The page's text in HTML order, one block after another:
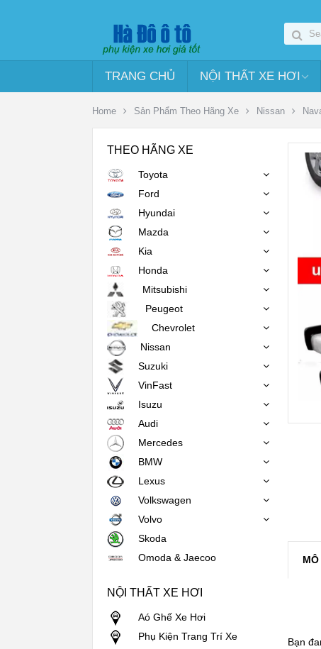
TRANG CHỦ NỘI THẤT XE HƠI
Home Sản Phẩm Theo Hãng Xe Nissan
Bạn
THEO HÃNG XE
Toyota
Ford
Hyundai
Mazda
Kia
Honda
Mitsubishi
Peugeot
Chevrolet
Nissan
Suzuki
VinFast
Isuzu
Audi
Mercedes
BMW
Lexus
Volkswagen
Volvo
Skoda
Omoda & Jaecoo
NỘI THẤT XE HƠI
Aó Ghế Xe Hơi
Phụ Kiện Trang Trí Xe